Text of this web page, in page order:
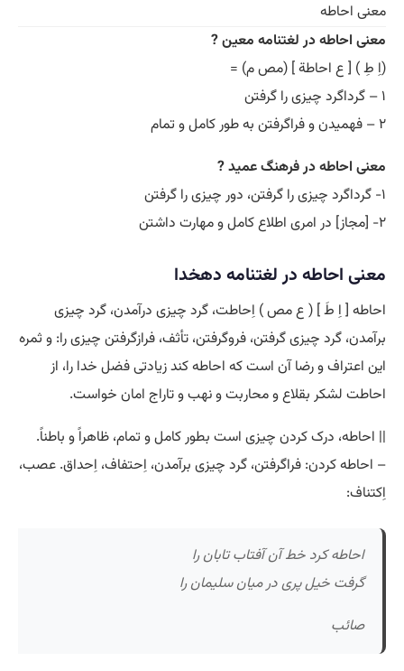
معنی احاطه
معنی احاطه در لغتنامه معین ?
(اِ طِ ) [ ع احاطة ] (مص م) =
۱ – گرداگرد چیزی را گرفتن
۲ – فهمیدن و فراگرفتن به طور کامل و تمام
معنی احاطه در فرهنگ عمید ?
۱- گرداگرد چیزی را گرفتن، دور چیزی را گرفتن
۲- [مجاز] در امری اطلاع کامل و مهارت داشتن
معنی احاطه در لغتنامه دهخدا
احاطه [ اِ طَ ] ( ع مص ) اِحاطت، گرد چیزی درآمدن، گرد چیزی
برآمدن، گرد چیزی گرفتن، فروگرفتن، تأثف، فرازگرفتن چیزی را: و ثمره
این اعتراف و رضا آن است که احاطه کند زیادتی فضل خدا را، از
احاطت لشکر بقلاع و محاربت و نهب و تاراج امان خواست.
|| احاطه، درک کردن چیزی است بطور کامل و تمام، ظاهراً و باطناً.
– احاطه کردن: فراگرفتن، گرد چیزی برآمدن، اِحتفاف، اِحداق. عصب،
اِکتناف:
احاطه کرد خط آن آفتاب تابان را
گرفت خیل پری در میان سلیمان را
صائب